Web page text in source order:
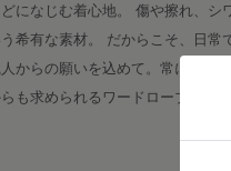
になじむ着心地。 傷や擦れ、シ
希有な素材。 だからこそ、日常
からの願いを込めて。常に感性
も求められるワードローブ、リ